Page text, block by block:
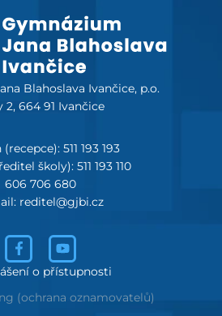
Blahoslava Ivančice, p.o.
2, 664 91 Ivančice
511 193 193
školy): 511 193 110
606 706 680
reditel@gjbi.cz
o přístupnosti
(ochrana oznamovatelů)